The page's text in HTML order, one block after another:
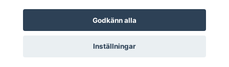
© 2026 SWIMSHOP.se
Godkänn alla
Inställningar